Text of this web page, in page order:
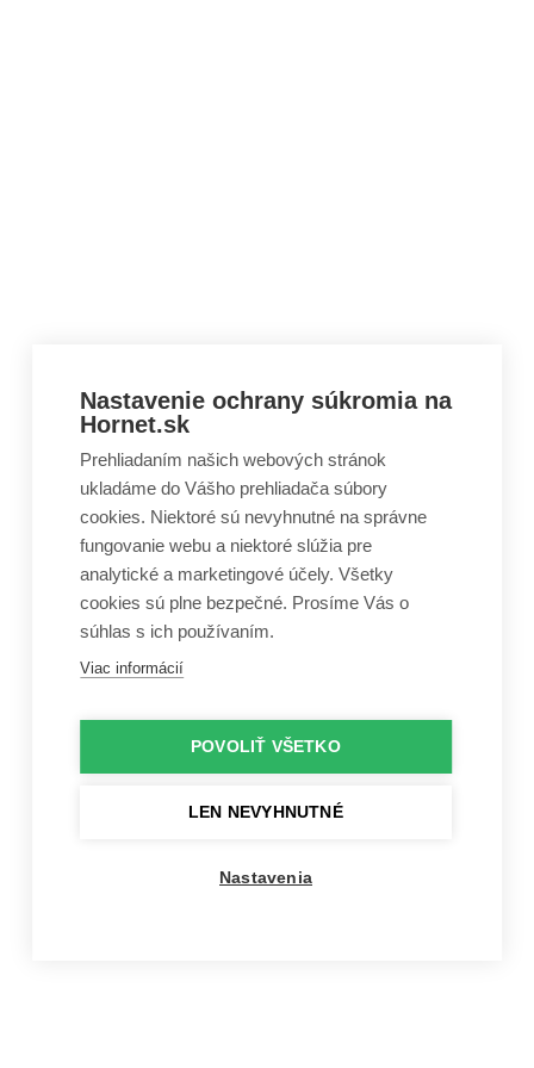
Nastavenie ochrany súkromia na
Hornet.sk
Prehliadaním našich webových stránok
ukladáme do Vášho prehliadača súbory
cookies. Niektoré sú nevyhnutné na správne
fungovanie webu a niektoré slúžia pre
analytické a marketingové účely. Všetky
cookies sú plne bezpečné. Prosíme Vás o
súhlas s ich používaním.
Viac informácií
POVOLIŤ VŠETKO
LEN NEVYHNUTNÉ
Nastavenia